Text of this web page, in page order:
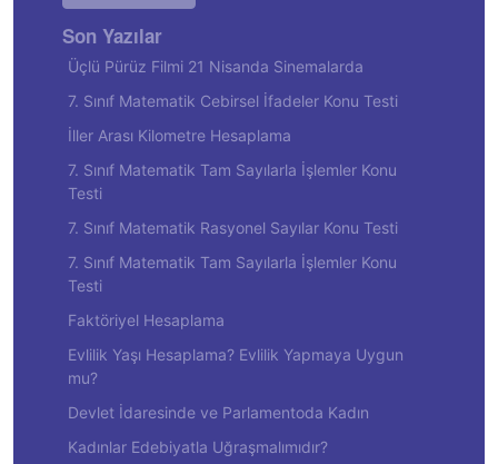
Son Yazılar
Üçlü Pürüz Filmi 21 Nisanda Sinemalarda
7. Sınıf Matematik Cebirsel İfadeler Konu Testi
İller Arası Kilometre Hesaplama
7. Sınıf Matematik Tam Sayılarla İşlemler Konu
Testi
7. Sınıf Matematik Rasyonel Sayılar Konu Testi
7. Sınıf Matematik Tam Sayılarla İşlemler Konu
Testi
Faktöriyel Hesaplama
Evlilik Yaşı Hesaplama? Evlilik Yapmaya Uygun
mu?
Devlet İdaresinde ve Parlamentoda Kadın
Kadınlar Edebiyatla Uğraşmalımıdır?